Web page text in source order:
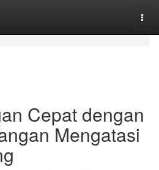
Cepat dengan
Mengatasi